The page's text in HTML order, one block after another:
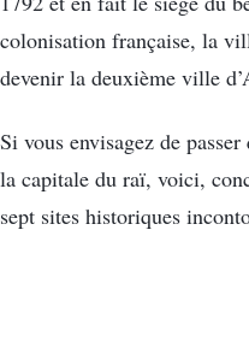
colonisation française, la
devenir la deuxième ville
Si vous envisagez de
la capitale du raï, voici,
sept sites historiques